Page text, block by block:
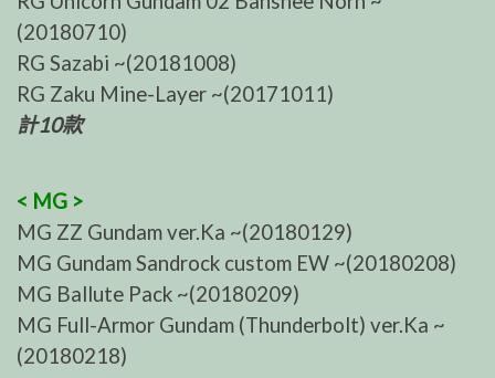
(20180710)
RG Sazabi ~(20181008)
RG Zaku Mine-Layer ~(20171011)
計10款
< MG >
MG ZZ Gundam ver.Ka ~(20180129)
MG Gundam Sandrock custom EW ~(20180208)
MG Ballute Pack ~(20180209)
MG Full-Armor Gundam (Thunderbolt) ver.Ka ~
(20180218)